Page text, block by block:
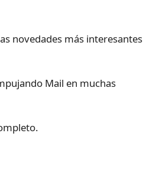
novedades más interesantes
Mail en muchas